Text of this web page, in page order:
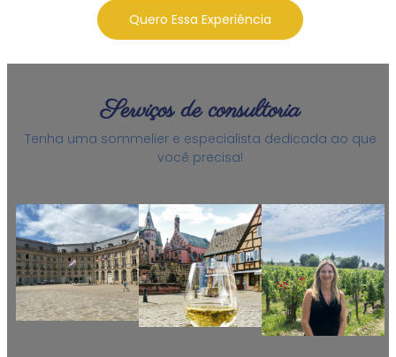
Quero Essa Experiência
Serviços de consultoria
Tenha uma sommelier e especialista dedicada ao que
você precisa!